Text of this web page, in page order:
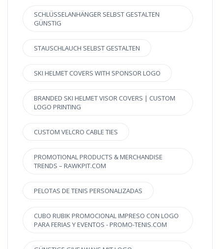
SCHLÜSSELANHÄNGER SELBST GESTALTEN
GÜNSTIG
STAUSCHLAUCH SELBST GESTALTEN
SKI HELMET COVERS WITH SPONSOR LOGO
BRANDED SKI HELMET VISOR COVERS | CUSTOM
LOGO PRINTING
CUSTOM VELCRO CABLE TIES
PROMOTIONAL PRODUCTS & MERCHANDISE
TRENDS – RAWKPIT.COM
PELOTAS DE TENIS PERSONALIZADAS
CUBO RUBIK PROMOCIONAL IMPRESO CON LOGO
PARA FERIAS Y EVENTOS - PROMO-TENIS.COM